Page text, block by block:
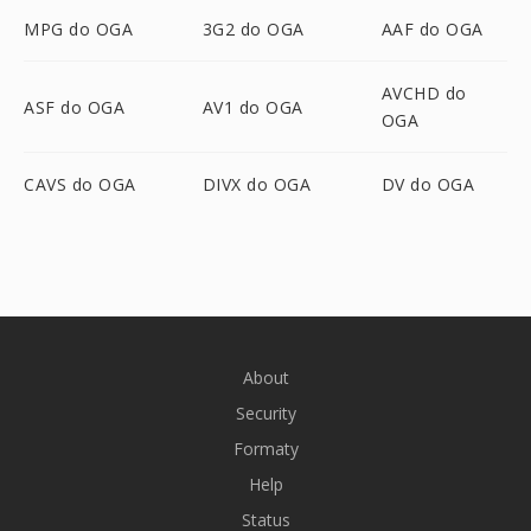
MPG do OGA 3G2 do OGA AAF do OGA
ASF do OGA AV1 do OGA
AVCHD do
OGA
CAVS do OGA DIVX do OGA DV do OGA
About
Security
Formaty
Help
Status